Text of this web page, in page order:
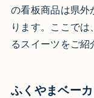
の看板商品は県外
ります。ここで
るスイーツをご紹
ふくやまベー